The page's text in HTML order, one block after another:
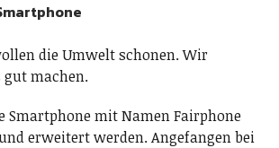
die Umwelt schonen. Wir
machen.
Smartphone mit Namen Fairphone
erweitert werden. Angefangen bei